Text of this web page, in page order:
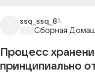
ssq_ssq_83г
Сборная
Процесс
принципиально